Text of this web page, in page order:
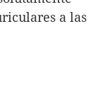
a las